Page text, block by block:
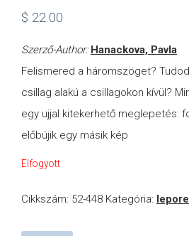
KAPCSOLAT
CONTACT
$ 22.00
Szerző-Author: Hanackova, Pavla
Felismered a háromszöget?
csillag alakú a csillagokon kívül?
egy ujjal kitekerhető meglepetés:
előbújik egy másik kép
Elfogyott
Cikkszám: 52-448 Kategória: